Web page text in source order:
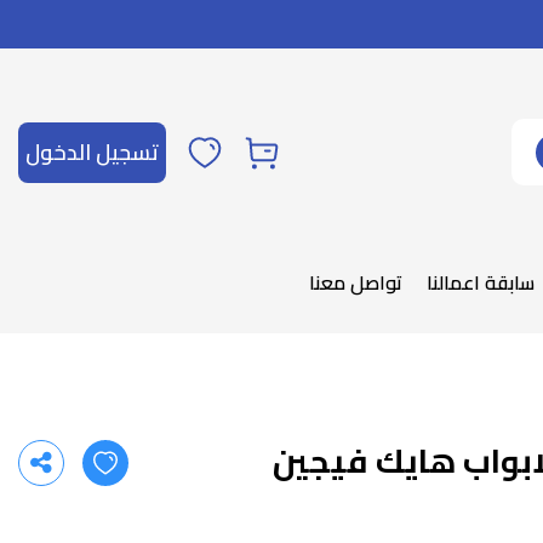
تسجيل الدخول
سابقة اعمالنا تواصل معنا